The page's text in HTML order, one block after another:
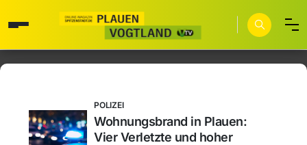
POLIZEI
Wohnungsbrand in Plauen:
Vier Verletzte und hoher